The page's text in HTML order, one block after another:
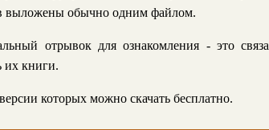
выложены обычно одним файлом.
отрывок для ознакомления - это
их книги.
которых можно скачать бесплатно.